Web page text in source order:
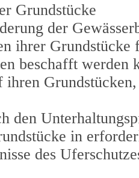
Grundstücke
der
ihrer
beschafft werden
ihren
den
in
des